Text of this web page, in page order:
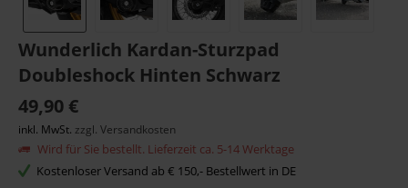
Wunderlich Kardan-Sturzpad
Doubleshock Hinten Schwarz
49,90 €
inkl. MwSt. zzgl. Versandkosten
Wird für Sie bestellt. Lieferzeit ca. 5-14 Werktage
Kostenloser Versand ab € 150,- Bestellwert in DE